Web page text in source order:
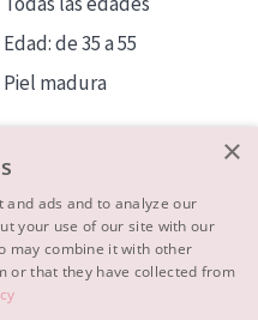
Edad: de 35 a 55
Piel madura
×
and ads and to analyze our
your use of our site with our
may combine it with other
or that they have collected from